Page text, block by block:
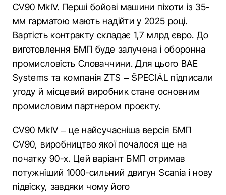
CV90 MkIV. Перші бойові машини піхоти із 35-
мм гарматою мають надійти у 2025 році.
Вартість контракту складає 1,7 млрд євро. До
виготовлення БМП буде залучена і оборонна
промисловість Словаччини. Для цього BAE
Systems та компанія ZTS – ŠPECIÁL підписали
угоду й місцевий виробник стане основним
промисловим партнером проєкту.
CV90 MkIV – це найсучасніша версія БМП
CV90, виробництво якої почалося ще на
початку 90-х. Цей варіант БМП отримав
потужніший 1000-сильний двигун Scania і нову
підвіску, завдяки чому його